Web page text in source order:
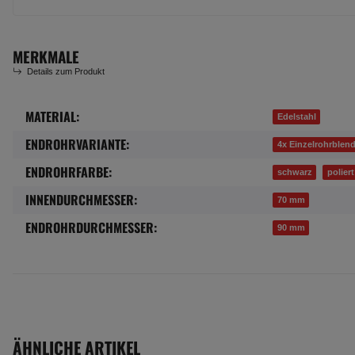
MERKMALE
Details zum Produkt
Produkteigenschaft
Wert
MATERIAL: Edelstahl
ENDROHRVARIANTE: 4x
ENDROHRFARBE: schwarz poliert
INNENDURCHMESSER: 70 mm
ENDROHRDURCHMESSER: 90 mm
ÄHNLICHE ARTIKEL